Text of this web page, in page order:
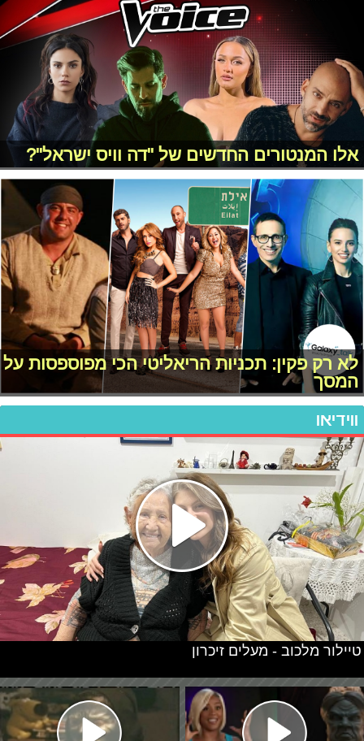
אלו המנטורים החדשים של "דה וויס ישראל"?
לא רק פקין: תכניות הריאליטי הכי מפוספסות על
המסך
ווידיאו
טיילור מלכוב - מעלים זיכרון